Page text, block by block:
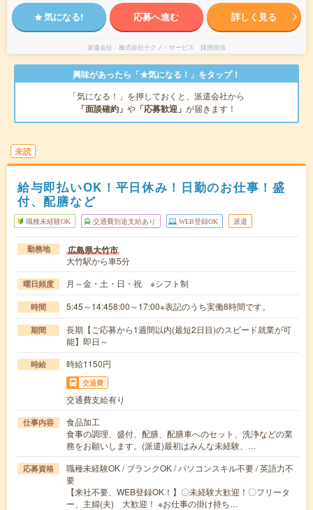
気になる! 応募へ進む 詳しく見る
派遣会社 株式会社テクノ・サービス 採用担当
興味があったら「★気になる！」をタップ！
「気になる！」を押しておくと、派遣会社から
「面談確約」 や 「応募歓迎」 が届きます！
未読
給与即払いOK！平日休み！日勤のお仕事！盛
付、配膳など
職種未経験OK 交通費別途支給あり WEB登録OK 派遣
勤務地 広島県大竹市
大竹駅から車5分
曜日頻度 月～金・土・日・祝 ※シフト制
時間 5:45～14:458:00～17:00※表記のうち実働8時間です。
期間
長期【ご応募から1週間以内(最短2日目)のスピード就業が可
能】即日～
時給 時給1150円
交通費
交通費支給有り
仕事内容
食品加工
食事の調理、盛付、配膳、配膳車へのセット、洗浄などの業
務をお願いします。(派遣)最初はみんな未経験、…
応募資格
職種未経験OK / ブランクOK / パソコンスキル不要 / 英語力不
要
【来社不要、WEB登録OK！】〇未経験大歓迎！〇フリータ
ー、主婦(夫) 大歓迎！ ※お仕事の掛け持ち…